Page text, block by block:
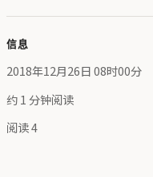
信息
2018年12月26日 08时00分
约 1 分钟阅读
阅读4